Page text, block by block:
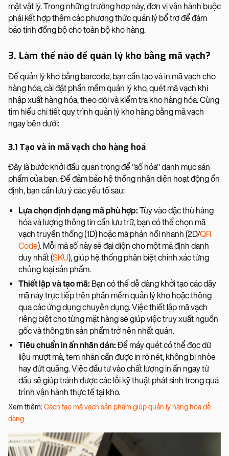
mặt vật lý. Trong những trường hợp này, đơn vị vận hành buộc
phải kết hợp thêm các phương thức quản lý bổ trợ để đảm
bảo tính đồng bộ cho toàn bộ kho hàng.
3. Làm thế nào để quản lý kho bằng mã vạch?
Để quản lý kho bằng barcode, bạn cần tạo và in mã vạch cho
hàng hóa, cài đặt phần mềm quản lý kho, quét mã vạch khi
nhập xuất hàng hóa, theo dõi và kiểm tra kho hàng hóa. Cùng
tìm hiểu chi tiết quy trình quản lý kho hàng bằng mã vạch
ngay bên dưới:
3.1 Tạo và in mã vạch cho hàng hoá
Đây là bước khởi đầu quan trọng để "số hóa" danh mục sản
phẩm của bạn. Để đảm bảo hệ thống nhận diện hoạt động ổn
định, bạn cần lưu ý các yếu tố sau:
Lựa chọn định dạng mã phù hợp: Tùy vào đặc thù hàng
hóa và lượng thông tin cần lưu trữ, bạn có thể chọn mã
vạch truyền thống (1D) hoặc mã phản hồi nhanh (2D/QR
Code). Mỗi mã số này sẽ đại diện cho một mã định danh
duy nhất (SKU), giúp hệ thống phân biệt chính xác từng
chủng loại sản phẩm.
Thiết lập và tạo mã: Bạn có thể dễ dàng khởi tạo các dãy
mã này trực tiếp trên phần mềm quản lý kho hoặc thông
qua các ứng dụng chuyên dụng. Việc thiết lập mã vạch
riêng biệt cho từng mặt hàng sẽ giúp việc truy xuất nguồn
gốc và thông tin sản phẩm trở nên nhất quán.
Tiêu chuẩn in ấn nhãn dán:Để máy quét có thể đọc dữ
liệu mượt mà, tem nhãn cần được in rõ nét, không bị nhòe
hay đứt quãng. Việc đầu tư vào chất lượng in ấn ngay từ
đầu sẽ giúp tránh được các lỗi kỹ thuật phát sinh trong quá
trình vận hành thực tế tại kho.
Xem thêm: Cách tạo mã vạch sản phẩm giúp quản lý hàng hóa dễ
dàng